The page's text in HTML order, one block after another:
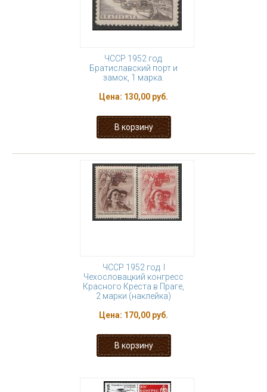
ЧССР 1952 год.
Братиславский порт и
замок, 1 марка.
Цена: 130,00 руб.
ЧССР 1952 год. I
Чехословацкий конгресс
Красного Креста в Праге,
2 марки (наклейка)
Цена: 170,00 руб.